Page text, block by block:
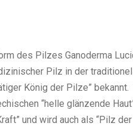
des Pilzes Ganoderma
Pilz in der
König der Pilze” bekannt.
“helle glänzende
und wird auch als “Pilz der